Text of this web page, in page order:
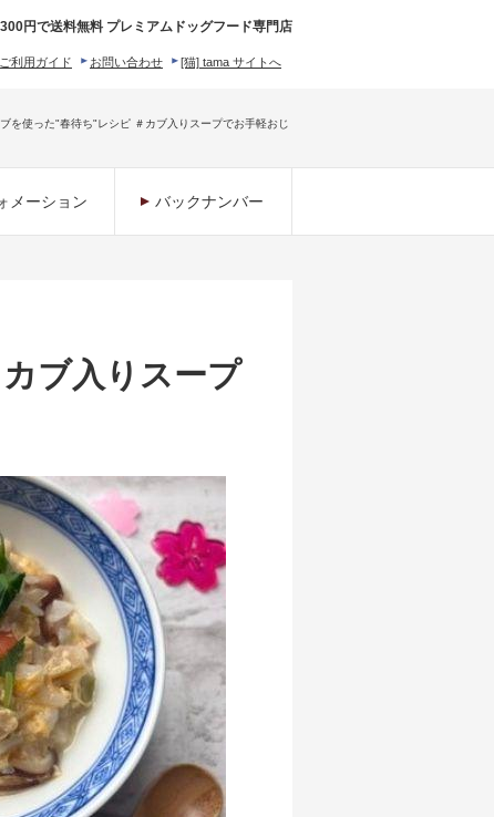
円で送料無料 プレミアムドッグフード専門店
[猫] tama サイトへ
お問い合わせ
ご利用ガイド
を使った"春待ち"レシピ ＃カブ入りスープでお手軽おじ
メーション バックナンバー
ブ入りスープ